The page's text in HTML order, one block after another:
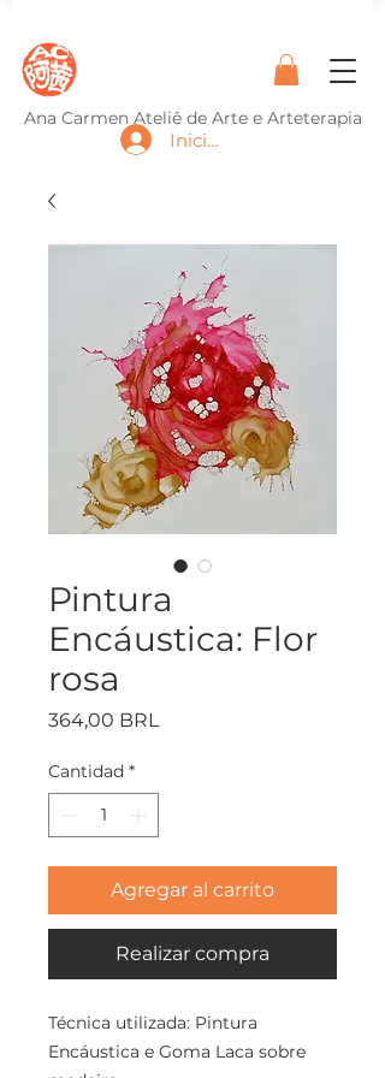
Ana Carmen Ateliê de Arte e Arteterapia
Iniciar sesión
Pintura
Encáustica: Flor
rosa
364,00 BRL
Cantidad *
Agregar al carrito
Realizar compra
Técnica utilizada: Pintura
Encáustica e Goma Laca sobre